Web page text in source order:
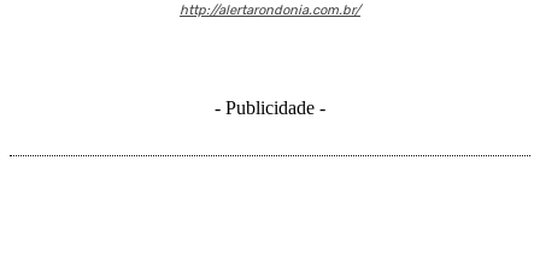
http://alertarondonia.com.br/
- Publicidade -